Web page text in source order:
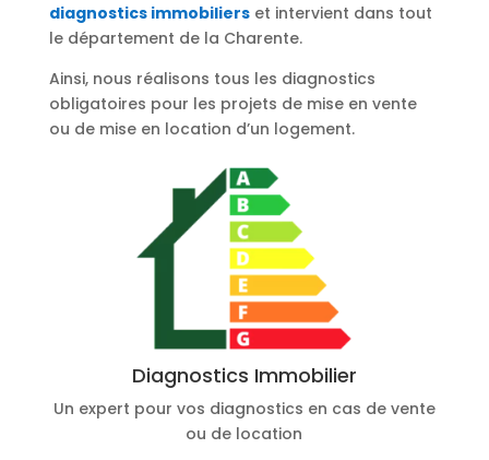
diagnostics immobilierset intervient dans tout
le département de la Charente.
Ainsi, nous réalisons tous les diagnostics
obligatoires pour les projets de mise en vente
ou de mise en location d’un logement.
Diagnostics Immobilier
Un expert pour vos diagnostics en cas de vente
ou de location